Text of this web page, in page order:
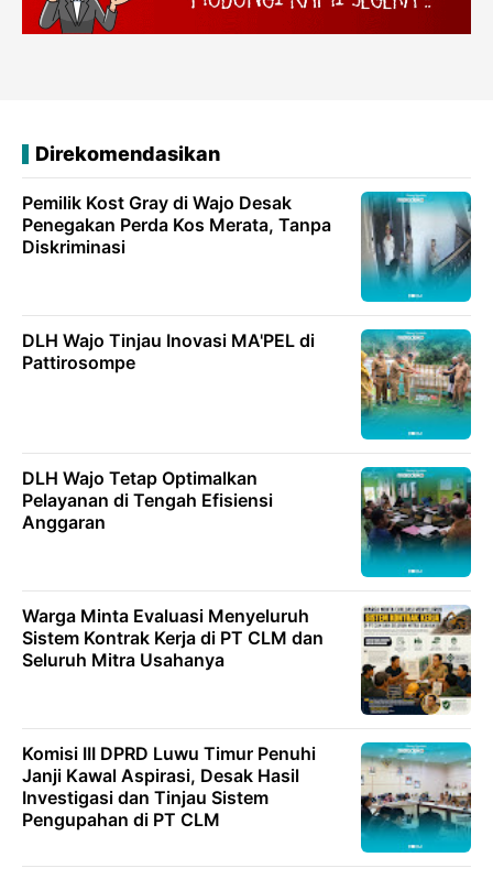
Direkomendasikan
Pemilik Kost Gray di Wajo Desak
Penegakan Perda Kos Merata, Tanpa
Diskriminasi
DLH Wajo Tinjau Inovasi MA'PEL di
Pattirosompe
DLH Wajo Tetap Optimalkan
Pelayanan di Tengah Efisiensi
Anggaran
Warga Minta Evaluasi Menyeluruh
Sistem Kontrak Kerja di PT CLM dan
Seluruh Mitra Usahanya
Komisi III DPRD Luwu Timur Penuhi
Janji Kawal Aspirasi, Desak Hasil
Investigasi dan Tinjau Sistem
Pengupahan di PT CLM